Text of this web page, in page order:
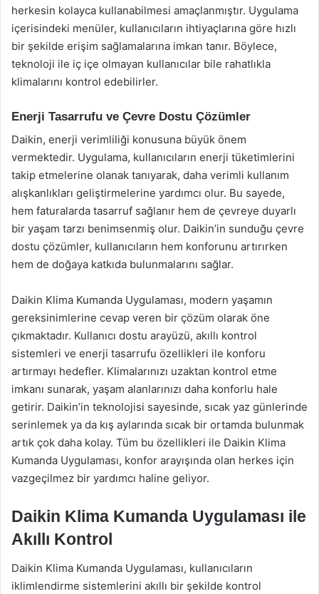
herkesin kolayca kullanabilmesi amaçlanmıştır. Uygulama
içerisindeki menüler, kullanıcıların ihtiyaçlarına göre hızlı
bir şekilde erişim sağlamalarına imkan tanır. Böylece,
teknoloji ile iç içe olmayan kullanıcılar bile rahatlıkla
klimalarını kontrol edebilirler.
Enerji Tasarrufu ve Çevre Dostu Çözümler
Daikin, enerji verimliliği konusuna büyük önem
vermektedir. Uygulama, kullanıcıların enerji tüketimlerini
takip etmelerine olanak tanıyarak, daha verimli kullanım
alışkanlıkları geliştirmelerine yardımcı olur. Bu sayede,
hem faturalarda tasarruf sağlanır hem de çevreye duyarlı
bir yaşam tarzı benimsenmiş olur. Daikin’in sunduğu çevre
dostu çözümler, kullanıcıların hem konforunu artırırken
hem de doğaya katkıda bulunmalarını sağlar.
Daikin Klima Kumanda Uygulaması, modern yaşamın
gereksinimlerine cevap veren bir çözüm olarak öne
çıkmaktadır. Kullanıcı dostu arayüzü, akıllı kontrol
sistemleri ve enerji tasarrufu özellikleri ile konforu
artırmayı hedefler. Klimalarınızı uzaktan kontrol etme
imkanı sunarak, yaşam alanlarınızı daha konforlu hale
getirir. Daikin’in teknolojisi sayesinde, sıcak yaz günlerinde
serinlemek ya da kış aylarında sıcak bir ortamda bulunmak
artık çok daha kolay. Tüm bu özellikleri ile Daikin Klima
Kumanda Uygulaması, konfor arayışında olan herkes için
vazgeçilmez bir yardımcı haline geliyor.
Daikin Klima Kumanda Uygulaması ile
Akıllı Kontrol
Daikin Klima Kumanda Uygulaması, kullanıcıların
iklimlendirme sistemlerini akıllı bir şekilde kontrol